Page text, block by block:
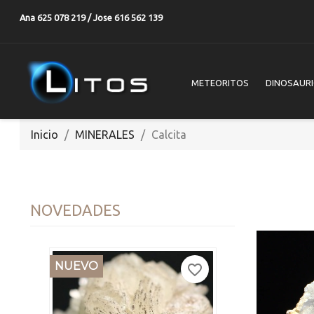
Ana 625 078 219 / Jose 616 562 139
METEORITOS
Inicio MINERALES Calcita
NOVEDADES
NUEVO favorite_border